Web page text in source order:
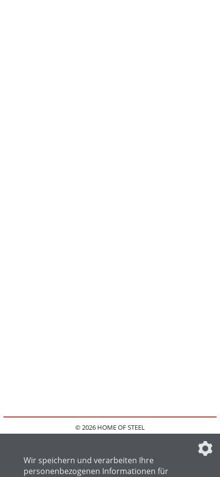
© 2026 HOME OF STEEL
IMPRESSUM
FAQ
DATENSCHUTZEINSTELLUNGEN
Wir speichern und verarbeiten Ihre
personenbezogenen Informationen für